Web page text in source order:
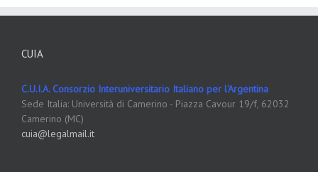
CUIA
C.U.I.A. Consorzio Interuniversitario Italiano per l'Argentina
Sede Italia: Università di Camerino - Piazza Cavour 19/f, 62032
Camerino (MC)
cuia@legalmail.it